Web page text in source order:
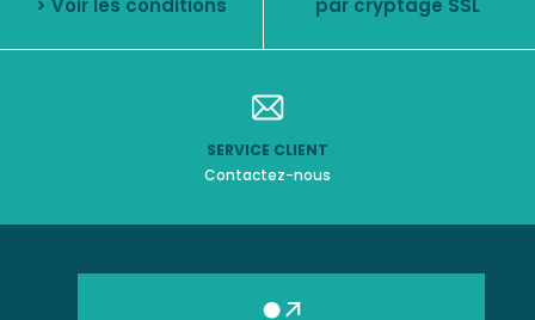
> Voir les conditions par cryptage SSL
SERVICE CLIENT
Contactez-nous